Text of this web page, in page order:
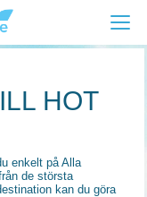
HOT
enkelt på Alla
de största
kan du göra